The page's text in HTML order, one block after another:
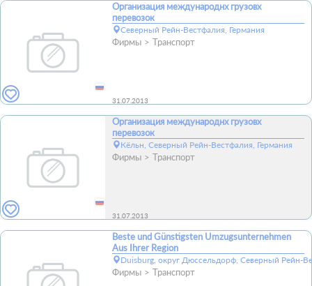
Организация международнх грузовх
перевозок
Северный Рейн-Вестфалия, Германия
Фирмы Транспорт
31.07.2013
Организация международнх грузовх
перевозок
Кёльн, Северный Рейн-Вестфалия, Германия
Фирмы Транспорт
31.07.2013
Beste und Günstigsten Umzugsunternehmen
Aus Ihrer Region
Duisburg, округ Дюссельдорф, Северный Рейн-
Фирмы Транспорт